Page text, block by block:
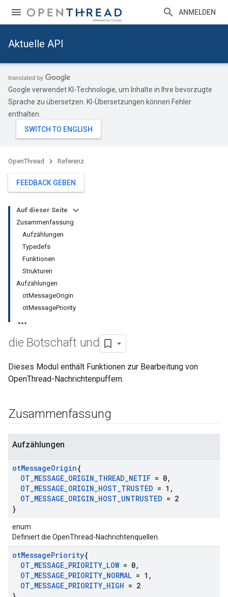
ANMELDEN
Aktuelle API
Google verwendet KI-Technologie, um Inhalte in Ihre bevorzugte
Sprache zu übersetzen. KI-Übersetzungen können Fehler
enthalten.
OpenThread Referenz
FEEDBACK GEBEN
Auf dieser Seite
Zusammenfassung
Aufzählungen
Typedefs
Funktionen
Strukturen
Aufzählungen
otMessageOrigin
otMessagePriority
die Botschaft und
Dieses Modul enthält Funktionen zur Bearbeitung von
OpenThread-Nachrichtenpuffern.
Zusammenfassung
Aufzählungen
otMessageOrigin{
OT_MESSAGE_ORIGIN_THREAD_NETIF = 0,
OT_MESSAGE_ORIGIN_HOST_TRUSTED = 1 ,
OT_MESSAGE_ORIGIN_HOST_UNTRUSTED = 2
}
enum
Definiert die OpenThread-Nachrichtenquellen.
otMessagePriority{
OT_MESSAGE_PRIORITY_LOW= 0,
OT_MESSAGE_PRIORITY_NORMAL = 1 ,
OT_MESSAGE_PRIORITY_HIGH = 2